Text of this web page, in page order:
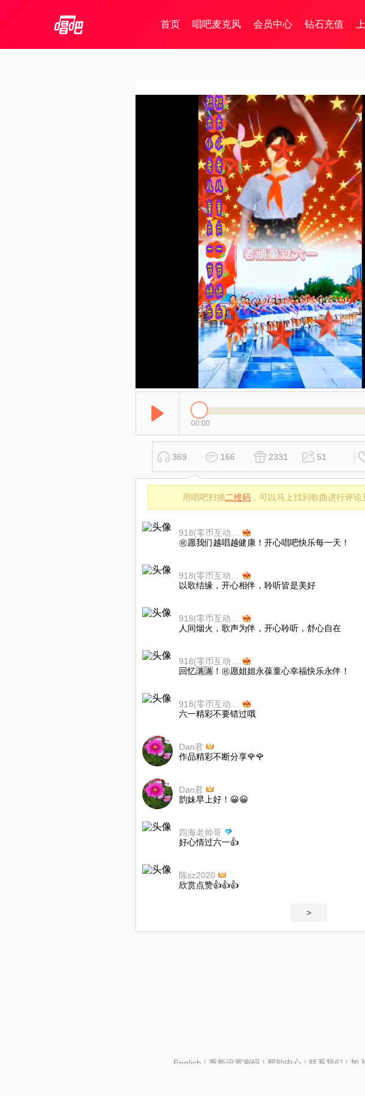
首页 唱吧麦克风 会员中心 钻石充值
00:00
369 166 2331 51
用唱吧扫描二维码 ，可以马上找到歌曲进行评论
㊗愿我们越唱越健康！开心唱吧快乐每一天！
以歌结缘，开心相伴，聆听皆是美好
人间烟火，歌声为伴，开心聆听，舒心自在
回忆🈵🈵！㊗️愿姐姐永葆童心幸福快乐永伴！
六一精彩不要错过哦
Dan君
作品精彩不断分享🌹🌹
Dan君
韵妹早上好！😀😀
四海老帅哥
好心情过六一👍
陈sz2020
欣赏点赞👍👍👍
>
English | 重新设置密码| 帮助中心 | 联系我们 | 加